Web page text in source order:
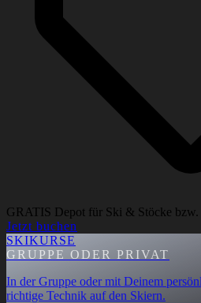
GRATIS Depot für Ski & Stöcke bzw.
Jetzt buchen
SKIKURSE
GRUPPE ODER PRIVAT
In der Gruppe oder mit Deinem
richtige Technik auf den Skiern.